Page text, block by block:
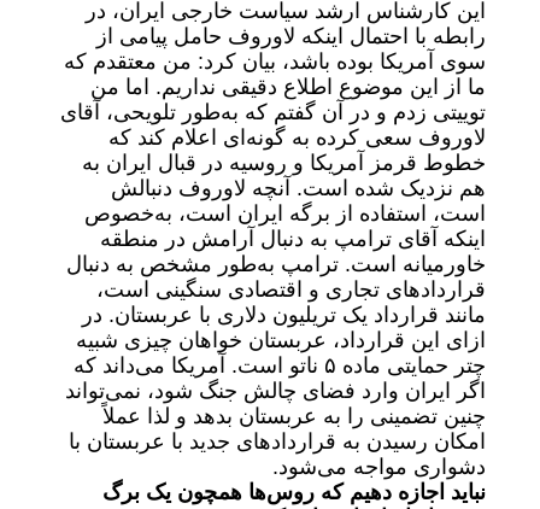
این کارشناس ارشد سیاست خارجی ایران، در
رابطه با احتمال اینکه لاوروف حامل پیامی از
سوی آمریکا بوده‌ باشد، بیان کرد: من معتقدم که
ما از این موضوع اطلاع دقیقی نداریم. اما من
توییتی زدم و در آن گفتم که به‌طور تلویحی، آقای
لاوروف سعی کرده به گونه‌ای اعلام کند که
خطوط قرمز آمریکا و روسیه در قبال ایران به
هم نزدیک شده است. آنچه لاوروف دنبالش
است، استفاده از برگه ایران است، به‌خصوص
اینکه آقای ترامپ به دنبال آرامش در منطقه
خاورمیانه است. ترامپ به‌طور مشخص به دنبال
قراردادهای تجاری و اقتصادی سنگینی است،
مانند قرارداد یک تریلیون دلاری با عربستان. در
ازای این قرارداد، عربستان خواهان چیزی شبیه
چتر حمایتی ماده ۵ ناتو است. آمریکا می‌داند که
اگر ایران وارد فضای چالش جنگ شود، نمی‌تواند
چنین تضمینی را به عربستان بدهد و لذا عملاً
امکان رسیدن به قراردادهای جدید با عربستان با
دشواری مواجه می‌شود.
نباید اجازه دهیم که روس‌ها همچون یک برگ